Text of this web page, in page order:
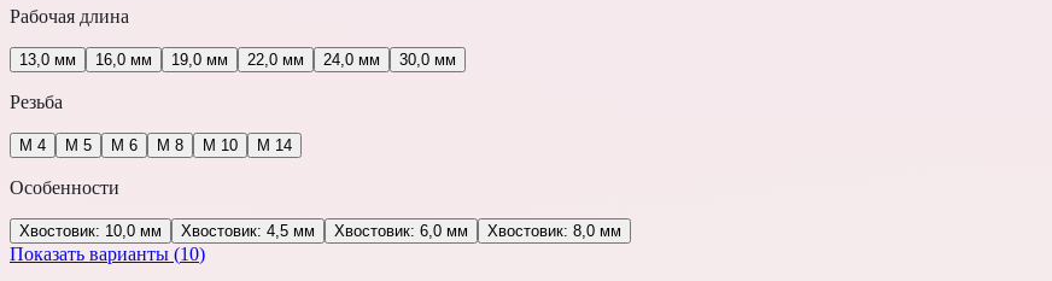
Рабочая длина
13,0 мм 16,0 мм 19,0 мм 22,0 мм 24,0 мм 30,0 мм
Резьба
М 4 М 5 М 6 М 8 М 10 М 14
Особенности
Хвостовик: 10,0 мм Хвостовик: 4,5 мм Хвостовик: 6,0 мм Хвостовик: 8,0 мм
Показать варианты (10)